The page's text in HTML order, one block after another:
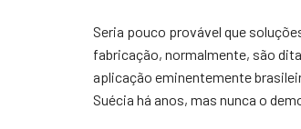
Seria pouco provável que
fabricação, normalmente, são
aplicação eminentemente
Suécia há anos, mas nunca o